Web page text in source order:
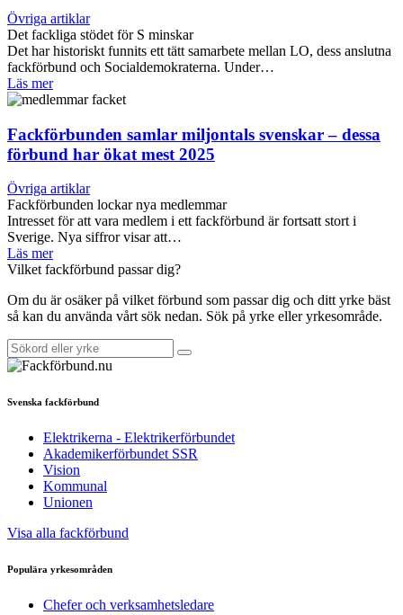
Övriga artiklar
Det fackliga stödet för S minskar
Det har historiskt funnits ett tätt samarbete mellan LO, dess anslutna
fackförbund och Socialdemokraterna. Under…
Läs mer
Fackförbunden samlar miljontals svenskar – dessa
förbund har ökat mest 2025
Övriga artiklar
Fackförbunden lockar nya medlemmar
Intresset för att vara medlem i ett fackförbund är fortsatt stort i
Sverige. Nya siffror visar att…
Läs mer
Vilket fackförbund passar dig?
Om du är osäker på vilket förbund som passar dig och ditt yrke bäst
så kan du använda vårt sök nedan. Sök på yrke eller yrkesområde.
Svenska fackförbund
Elektrikerna - Elektrikerförbundet
Akademikerförbundet SSR
Vision
Kommunal
Unionen
Visa alla fackförbund
Populära yrkesområden
Chefer och verksamhetsledare